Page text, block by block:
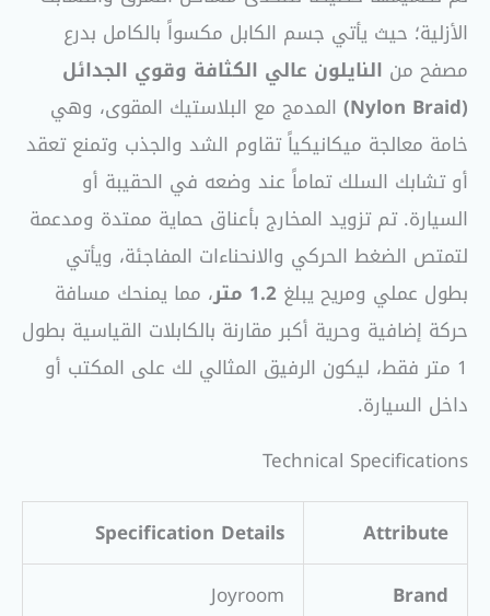
الأزلية؛ حيث يأتي جسم الكابل مكسواً بالكامل بدرع
مصفح من النايلون عالي الكثافة وقوي الجدائل
(Nylon Braid)
المدمج مع البلاستيك المقوى، وهي
خامة معالجة ميكانيكياً تقاوم الشد والجذب وتمنع تعقد
أو تشابك السلك تماماً عند وضعه في الحقيبة أو
السيارة. تم تزويد المخارج بأعناق حماية ممتدة ومدعمة
لتمتص الضغط الحركي والانحناءات المفاجئة، ويأتي
بطول عملي ومريح يبلغ 1.2 متر
، مما يمنحك مسافة
حركة إضافية وحرية أكبر مقارنة بالكابلات القياسية بطول
1 متر فقط، ليكون الرفيق المثالي لك على المكتب أو
داخل السيارة.
Technical Specifications
Attribute
Specification Details
Brand
Joyroom